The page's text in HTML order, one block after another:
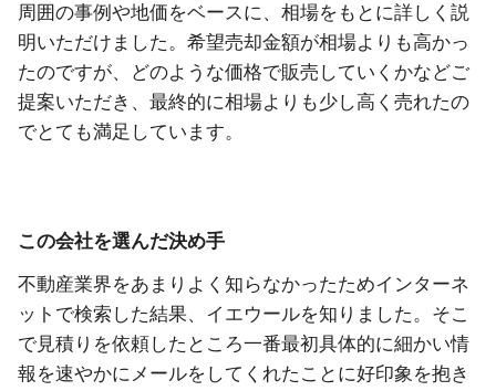
周囲の事例や地価をベースに、相場をもとに詳しく説
明いただけました。希望売却金額が相場よりも高かっ
たのですが、どのような価格で販売していくかなどご
提案いただき、最終的に相場よりも少し高く売れたの
でとても満足しています。
この会社を選んだ決め手
不動産業界をあまりよく知らなかったためインターネ
ットで検索した結果、イエウールを知りました。そこ
で見積りを依頼したところ一番最初具体的に細かい情
報を速やかにメールをしてくれたことに好印象を抱き